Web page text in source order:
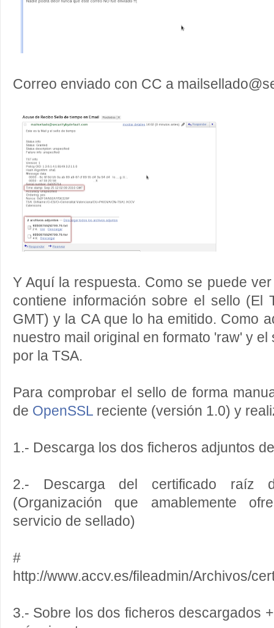
Correo enviado con CC a
Y Aquí la respuesta. Como se puede
contiene información sobre el sello (El
GMT) y la CA que lo ha emitido. Como
nuestro mail original en formato 'raw' y el
por la TSA.
Para comprobar el sello de forma
de OpenSSL reciente (versión 1.0) y
1.- Descarga los dos ficheros adjuntos
2.- Descarga del certificado
(Organización que amablemente
servicio de sellado)
#
http://www.accv.es/fileadmin/Archivos/
3.- Sobre los dos ficheros descargados